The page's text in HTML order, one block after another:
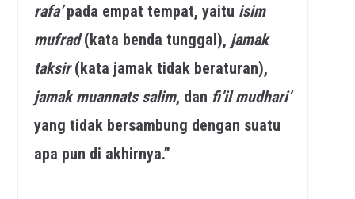
rafa’pada empat tempat, yaitu isim
mufrad(kata benda tunggal), jamak
taksir(kata jamak tidak beraturan),
jamak muannats salim, dan fi’il mudhari’
yang tidak bersambung dengan suatu
apa pun di akhirnya.”